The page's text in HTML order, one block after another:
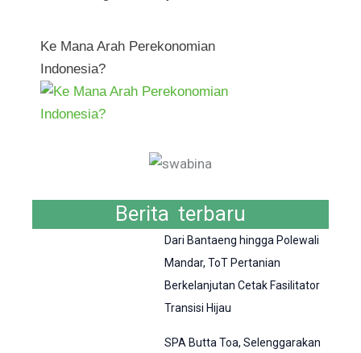
Ke Mana Arah Perekonomian
Indonesia?
Berita terbaru
Dari Bantaeng hingga Polewali
Mandar, ToT Pertanian
Berkelanjutan Cetak Fasilitator
Transisi Hijau
SPA Butta Toa, Selenggarakan